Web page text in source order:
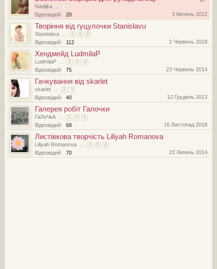
Nadijka ... 2
Відповідей: 20 3 Квітень 2012
Творіння від гуцулочки Stanislavu
Stanislava ... 4 5 6
Відповідей: 112 1 Червень 2018
Хендмейд LudmilaP
LudmilaP ... 2 3 4
Відповідей: 75 23 Червень 2014
Гачкування від skarlet
skarlet ... 2 3
Відповідей: 40 12 Грудень 2013
Галерея робіт Галочки
ГаЛоЧкА ... 2 3 4
Відповідей: 68 16 Листопад 2018
Листівкова творчість Liliyah Romanova
Liliyah Romanova ... 2 3 4
Відповідей: 70 23 Липень 2014